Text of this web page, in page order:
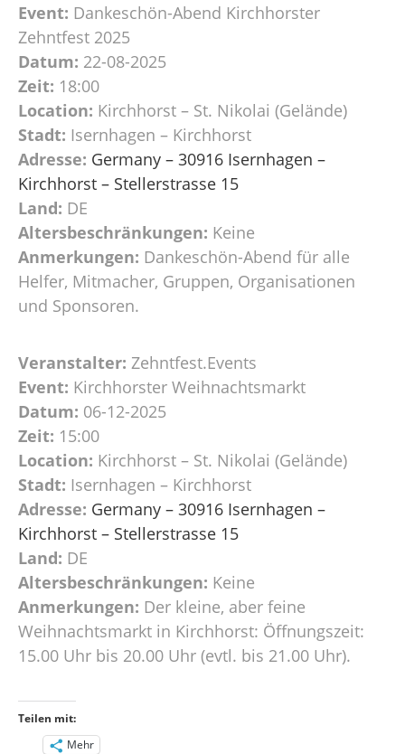
Event: Dankeschön-Abend Kirchhorster
Zehntfest 2025
Datum: 22-08-2025
Zeit: 18:00
Location: Kirchhorst – St. Nikolai (Gelände)
Stadt: Isernhagen – Kirchhorst
Adresse: Germany – 30916 Isernhagen –
Kirchhorst – Stellerstrasse 15
Land: DE
Altersbeschränkungen: Keine
Anmerkungen: Dankeschön-Abend für alle
Helfer, Mitmacher, Gruppen, Organisationen
und Sponsoren.
Veranstalter: Zehntfest.Events
Event: Kirchhorster Weihnachtsmarkt
Datum: 06-12-2025
Zeit: 15:00
Location: Kirchhorst – St. Nikolai (Gelände)
Stadt: Isernhagen – Kirchhorst
Adresse: Germany – 30916 Isernhagen –
Kirchhorst – Stellerstrasse 15
Land: DE
Altersbeschränkungen: Keine
Anmerkungen: Der kleine, aber feine
Weihnachtsmarkt in Kirchhorst: Öffnungszeit:
15.00 Uhr bis 20.00 Uhr (evtl. bis 21.00 Uhr).
Teilen mit:
Mehr